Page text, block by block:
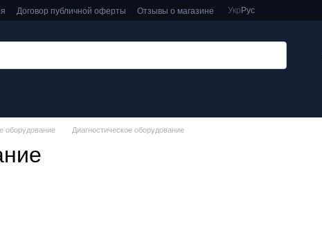
Договор публичной оферты Отзывы о магазине Укр Рус
оборудование Диагностическое оборудование